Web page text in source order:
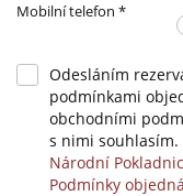
Mobilní telefon *
Odesláním
podmínkami
obchodními
s nimi souhlasím.
Národní
Podmínky